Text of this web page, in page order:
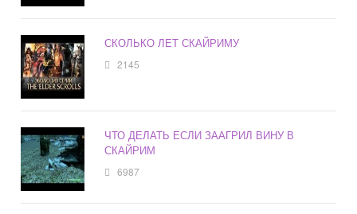
СКОЛЬКО ЛЕТ СКАЙРИМУ
2145
ЧТО ДЕЛАТЬ ЕСЛИ ЗААГРИЛ ВИНУ В
СКАЙРИМ
6987